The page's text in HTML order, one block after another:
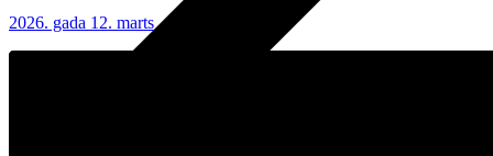
2026. gada 12. marts